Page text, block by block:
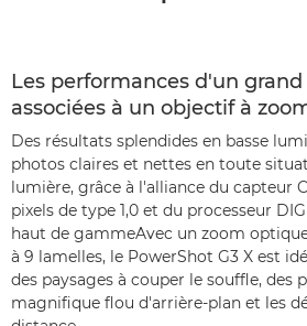
Les performances d'un
associées à un objectif à
Des résultats splendides en basse
photos claires et nettes en toute
lumière, grâce à l'alliance du capteur
pixels de type 1,0 et du processeur
haut de gammeAvec un zoom
à 9 lamelles, le PowerShot G3 X est
des paysages à couper le souffle, des
magnifique flou d'arrière-plan et les